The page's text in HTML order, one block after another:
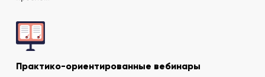
Практико-ориентированные вебинары